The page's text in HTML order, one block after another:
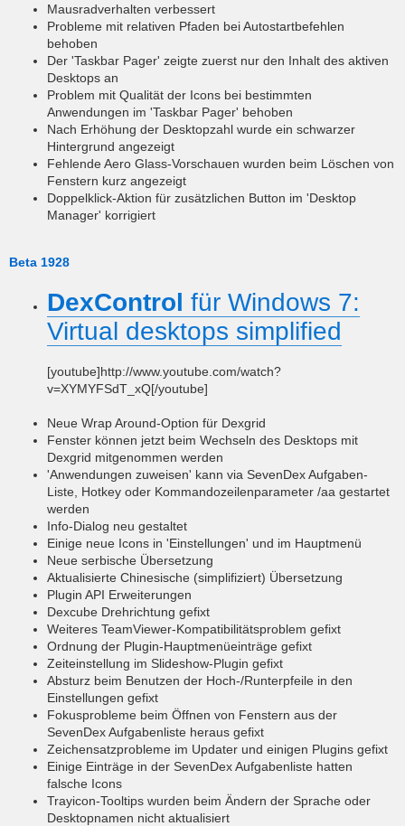
Mausradverhalten verbessert
Probleme mit relativen Pfaden bei Autostartbefehlen
behoben
Der 'Taskbar Pager' zeigte zuerst nur den Inhalt des aktiven
Desktops an
Problem mit Qualität der Icons bei bestimmten
Anwendungen im 'Taskbar Pager' behoben
Nach Erhöhung der Desktopzahl wurde ein schwarzer
Hintergrund angezeigt
Fehlende Aero Glass-Vorschauen wurden beim Löschen von
Fenstern kurz angezeigt
Doppelklick-Aktion für zusätzlichen Button im 'Desktop
Manager' korrigiert
Beta 1928
DexControl für Windows 7:
Virtual desktops simplified
[youtube]http://www.youtube.com/watch?
v=XYMYFSdT_xQ[/youtube]
Neue Wrap Around-Option für Dexgrid
Fenster können jetzt beim Wechseln des Desktops mit
Dexgrid mitgenommen werden
'Anwendungen zuweisen' kann via SevenDex Aufgaben-
Liste, Hotkey oder Kommandozeilenparameter /aa gestartet
werden
Info-Dialog neu gestaltet
Einige neue Icons in 'Einstellungen' und im Hauptmenü
Neue serbische Übersetzung
Aktualisierte Chinesische (simplifiziert) Übersetzung
Plugin API Erweiterungen
Dexcube Drehrichtung gefixt
Weiteres TeamViewer-Kompatibilitätsproblem gefixt
Ordnung der Plugin-Hauptmenüeinträge gefixt
Zeiteinstellung im Slideshow-Plugin gefixt
Absturz beim Benutzen der Hoch-/Runterpfeile in den
Einstellungen gefixt
Fokusprobleme beim Öffnen von Fenstern aus der
SevenDex Aufgabenliste heraus gefixt
Zeichensatzprobleme im Updater und einigen Plugins gefixt
Einige Einträge in der SevenDex Aufgabenliste hatten
falsche Icons
Trayicon-Tooltips wurden beim Ändern der Sprache oder
Desktopnamen nicht aktualisiert